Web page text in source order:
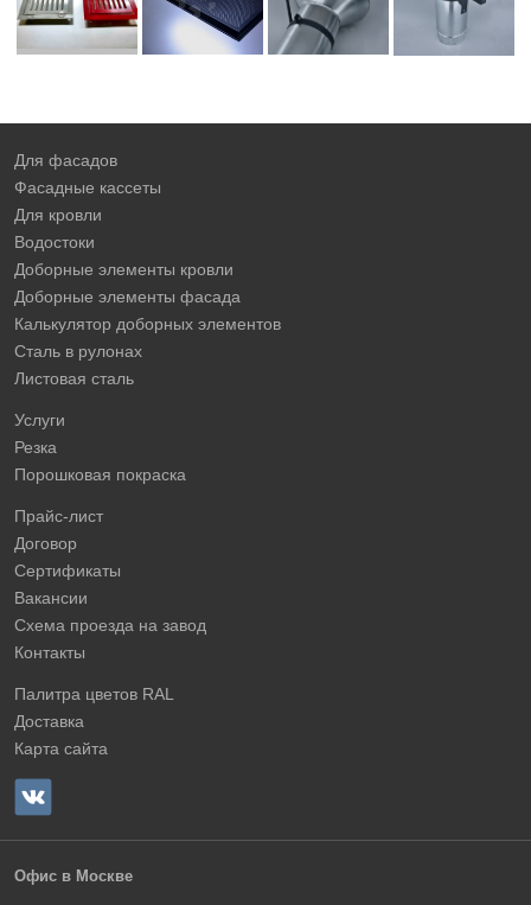
Для фасадов
Фасадные кассеты
Для кровли
Водостоки
Доборные элементы кровли
Доборные элементы фасада
Калькулятор доборных элементов
Сталь в рулонах
Листовая сталь
Услуги
Резка
Порошковая покраска
Прайс-лист
Договор
Сертификаты
Вакансии
Схема проезда на завод
Контакты
Палитра цветов RAL
Доставка
Карта сайта
Офис в Москве